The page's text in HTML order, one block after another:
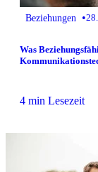
Beziehungen •
Was
4 min Lesezeit